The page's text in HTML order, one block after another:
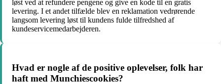
løst ved at refundere pengene og give en kode til en gratis
levering. I et andet tilfælde blev en reklamation vedrørende
langsom levering løst til kundens fulde tilfredshed af
kundeservicemedarbejderen.
Hvad er nogle af de positive oplevelser, folk har
haft med Munchiescookies?